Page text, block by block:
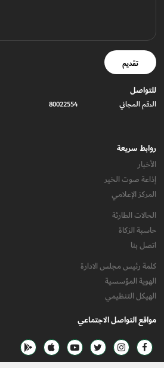
تقديم
للتواصل
الرقم المجاني 80022554
روابط سريعة
الأخبار
إذاعة صوت الخير
المركز الإعلامي
الحالات الطارئة
حاسبة الزكاة
اتصل بنا
كلمة رئيس مجلس الادارة
الهوية المؤسسية
الهيكل التنظيمي
مواقع التواصل الاجتماعي